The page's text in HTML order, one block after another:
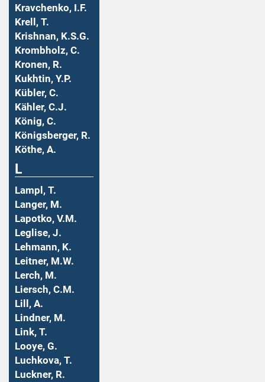
Kravchenko, I.F.
Krell, T.
Krishnan, K.S.G.
Krombholz, C.
Kronen, R.
Kukhtin, Y.P.
Kübler, C.
Kähler, C.J.
König, C.
Königsberger, R.
Köthe, A.
L
Lampl, T.
Langer, M.
Lapotko, V.M.
Leglise, J.
Lehmann, K.
Leitner, M.W.
Lerch, M.
Liersch, C.M.
Lill, A.
Lindner, M.
Link, T.
Looye, G.
Luchkova, T.
Luckner, R.